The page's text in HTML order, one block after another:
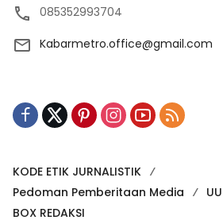
085352993704
Kabarmetro.office@gmail.com
KODE ETIK JURNALISTIK
Pedoman Pemberitaan Media
BOX REDAKSI